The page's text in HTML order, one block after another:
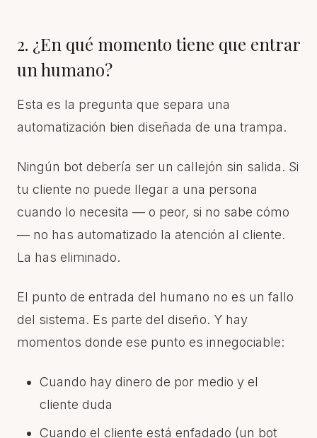
2. ¿En qué momento tiene que entrar
un humano?
Esta es la pregunta que separa una
automatización bien diseñada de una trampa.
Ningún bot debería ser un callejón sin salida. Si
tu cliente no puede llegar a una persona
cuando lo necesita — o peor, si no sabe cómo
— no has automatizado la atención al cliente.
La has eliminado.
El punto de entrada del humano no es un fallo
del sistema. Es parte del diseño. Y hay
momentos donde ese punto es innegociable:
Cuando hay dinero de por medio y el
cliente duda
Cuando el cliente está enfadado (un bot